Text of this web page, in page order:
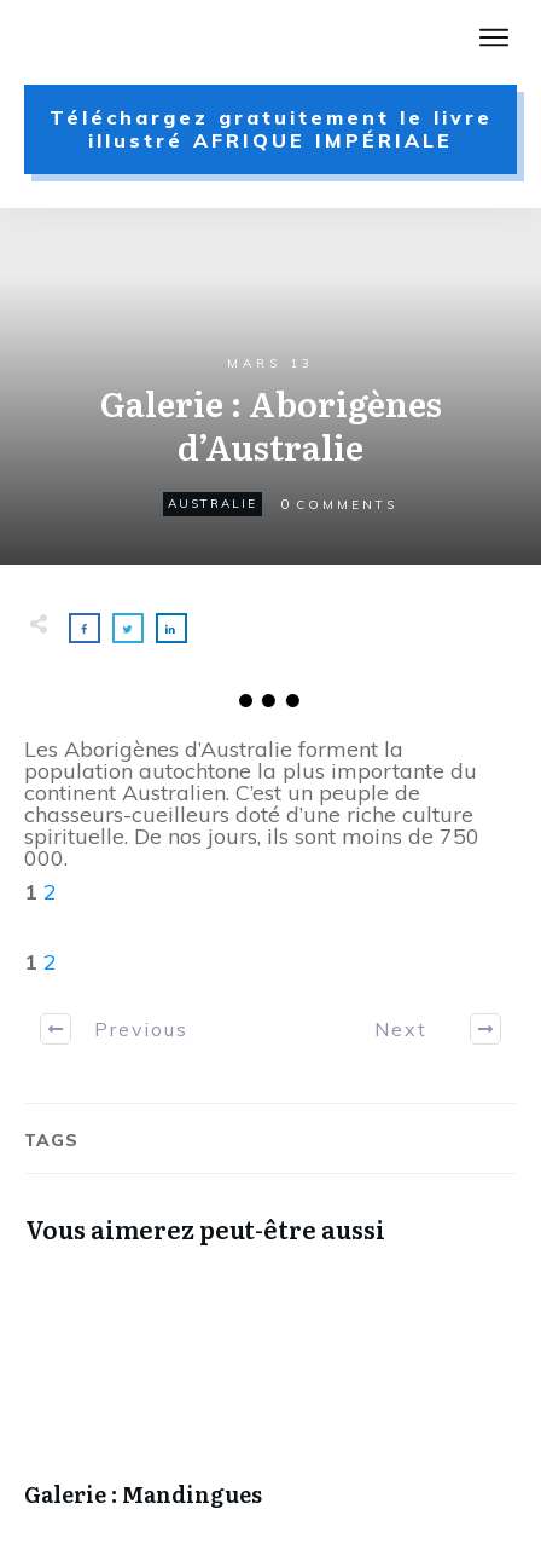
Téléchargez gratuitement le livre
illustré AFRIQUE IMPÉRIALE
MARS 13
Galerie : Aborigènes
d’Australie
AUSTRALIE 0 COMMENTS
Les Aborigènes d’Australie forment la
population autochtone la plus importante du
continent Australien. C’est un peuple de
chasseurs-cueilleurs doté d’une riche culture
spirituelle. De nos jours, ils sont moins de 750
000.
1 2
1 2
Previous Next
TAGS
Vous aimerez peut-être aussi
Galerie : Mandingues